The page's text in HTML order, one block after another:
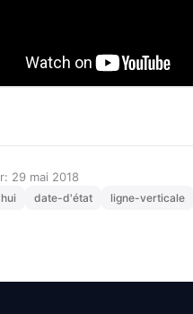
29 mai 2018
date-d'état ligne-verticale